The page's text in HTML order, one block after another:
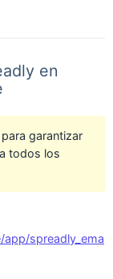
en
garantizar
todos los
spreadly_ema